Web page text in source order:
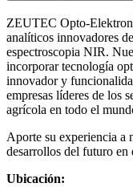
ZEUTEC Opto-
analíticos innovadores
espectroscopia NIR.
incorporar tecnología
innovador y
empresas líderes de los
agrícola en todo el
Aporte su experiencia a
desarrollos del futuro en
Ubicación: